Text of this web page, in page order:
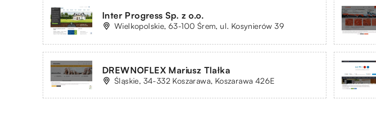
Inter Progress Sp. z o.o.
Wielkopolskie, 63-100 Śrem, ul. Kosynierów 39
DREWNOFLEX Mariusz Tlałka
Śląskie, 34-332 Koszarawa, Koszarawa 426E